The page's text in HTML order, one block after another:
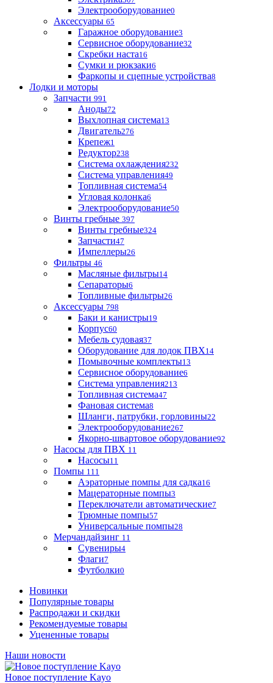
Электрооборудование0
Аксессуары 65
Гаражное оборудование3
Сервисное оборудование32
Скребки наста16
Сумки и рюкзаки6
Фаркопы и сцепные устройства8
Лодки и моторы
Запчасти 991
Аноды72
Выхлопная система13
Двигатель276
Крепеж1
Редуктор238
Система охлаждения232
Система управления49
Топливная система54
Угловая колонка6
Электрооборудование50
Винты гребные 397
Винты гребные324
Запчасти47
Импеллеры26
Фильтры 46
Масляные фильтры14
Сепараторы6
Топливные фильтры26
Аксессуары 798
Баки и канистры19
Корпус60
Мебель судовая37
Оборудование для лодок ПВХ14
Помывочные комплекты13
Сервисное оборудование6
Система управления213
Топливная система47
Фановая система8
Шланги, патрубки, горловины22
Электрооборудование267
Якорно-швартовое оборудование92
Насосы для ПВХ 11
Насосы11
Помпы 111
Аэраторные помпы для садка16
Мацераторные помпы3
Переключатели автоматические7
Трюмные помпы57
Универсальные помпы28
Мерчандайзинг 11
Сувениры4
Флаги7
Футболки0
Новинки
Популярные товары
Распродажи и скидки
Рекомендуемые товары
Уцененные товары
Наши новости
Новое поступление Kayo